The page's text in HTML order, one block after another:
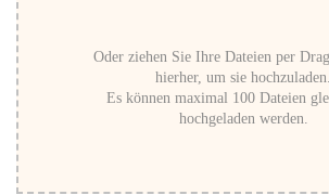
Oder ziehen Sie Ihre Dateien per
hierher, um sie hochzuladen.
Es können maximal 100 Dateien
hochgeladen werden.